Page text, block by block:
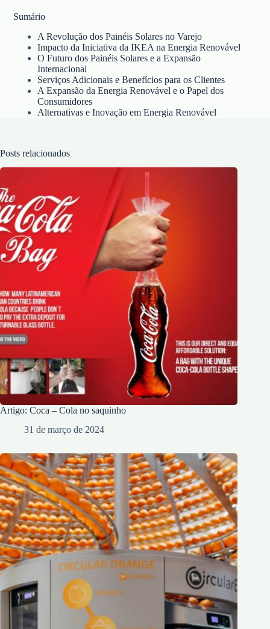
Sumário
A Revolução dos Painéis Solares no Varejo
Impacto da Iniciativa da IKEA na Energia Renovável
O Futuro dos Painéis Solares e a Expansão
Internacional
Serviços Adicionais e Benefícios para os Clientes
A Expansão da Energia Renovável e o Papel dos
Consumidores
Alternativas e Inovação em Energia Renovável
Posts relacionados
Artigo: Coca – Cola no saquinho
31 de março de 2024